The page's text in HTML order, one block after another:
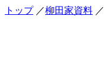
トップ ／柳田家資料 ／